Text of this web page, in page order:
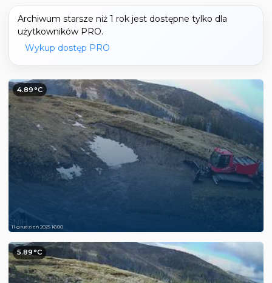
Archiwum starsze niż 1 rok jest dostępne tylko dla
użytkowników PRO.
Wykup dostęp PRO
4.89°C
11 grudzień 2025 16:00
5.89°C